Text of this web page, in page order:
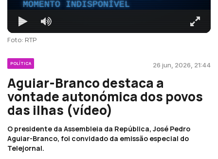
MOMENTO INDISPONÍVEL
Foto: RTP
POLÍTICA 26 jun, 2026, 21:44
Aguiar-Branco destaca a
vontade autonómica dos povos
das ilhas (vídeo)
O presidente da Assembleia da República, José Pedro
Aguiar-Branco, foi convidado da emissão especial do
Telejornal.